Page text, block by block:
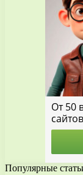
Популярные